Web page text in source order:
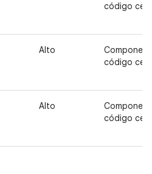
código
Alto
código
Alto
código